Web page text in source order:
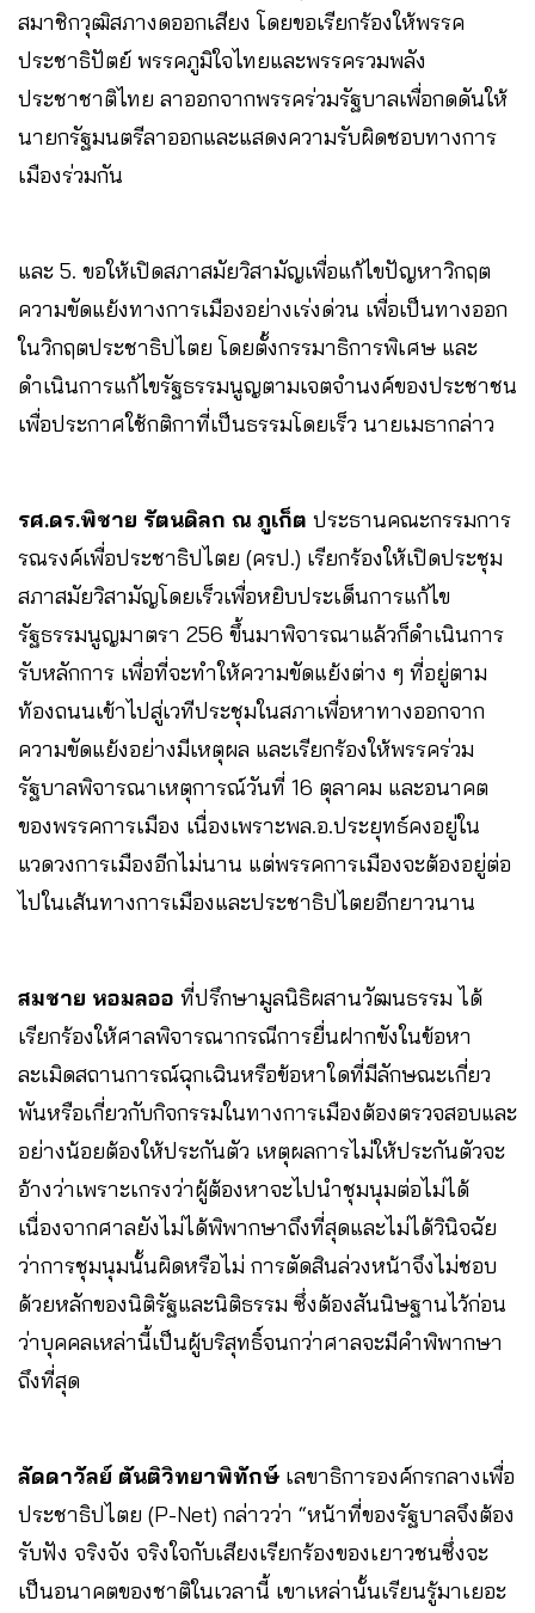
สมาชิกวุฒิสภางดออกเสียง โดยขอเรียกร้องให้พรรค
ประชาธิปัตย์ พรรคภูมิใจไทยและพรรครวมพลัง
ประชาชาติไทย ลาออกจากพรรคร่วมรัฐบาลเพื่อกดดันให้
นายกรัฐมนตรีลาออกและแสดงความรับผิดชอบทางการ
เมืองร่วมกัน
และ 5. ขอให้เปิดสภาสมัยวิสามัญเพื่อแก้ไขปัญหาวิกฤต
ความขัดแย้งทางการเมืองอย่างเร่งด่วน เพื่อเป็นทางออก
ในวิกฤตประชาธิปไตย โดยตั้งกรรมาธิการพิเศษ และ
ดำเนินการแก้ไขรัฐธรรมนูญตามเจตจำนงค์ของประชาชน
เพื่อประกาศใช้กติกาที่เป็นธรรมโดยเร็ว นายเมธากล่าว
รศ.ดร.พิชาย รัตนดิลก ณ ภูเก็ต ประธานคณะกรรมการ
รณรงค์เพื่อประชาธิปไตย (ครป.) เรียกร้องให้เปิดประชุม
สภาสมัยวิสามัญโดยเร็วเพื่อหยิบประเด็นการแก้ไข
รัฐธรรมนูญมาตรา 256 ขึ้นมาพิจารณาแล้วก็ดำเนินการ
รับหลักการ เพื่อที่จะทำให้ความขัดแย้งต่าง ๆ ที่อยู่ตาม
ท้องถนนเข้าไปสู่เวทีประชุมในสภาเพื่อหาทางออกจาก
ความขัดแย้งอย่างมีเหตุผล และเรียกร้องให้พรรคร่วม
รัฐบาลพิจารณาเหตุการณ์วันที่ 16 ตุลาคม และอนาคต
ของพรรคการเมือง เนื่องเพราะพล.อ.ประยุทธ์คงอยู่ใน
แวดวงการเมืองอีกไม่นาน แต่พรรคการเมืองจะต้องอยู่ต่อ
ไปในเส้นทางการเมืองและประชาธิปไตยอีกยาวนาน
สมชาย หอมลออ ที่ปรึกษามูลนิธิผสานวัฒนธรรม ได้
เรียกร้องให้ศาลพิจารณากรณีการยื่นฝากขังในข้อหา
ละเมิดสถานการณ์ฉุกเฉินหรือข้อหาใดที่มีลักษณะเกี่ยว
พันหรือเกี่ยวกับกิจกรรมในทางการเมืองต้องตรวจสอบและ
อย่างน้อยต้องให้ประกันตัว เหตุผลการไม่ให้ประกันตัวจะ
อ้างว่าเพราะเกรงว่าผู้ต้องหาจะไปนำชุมนุมต่อไม่ได้
เนื่องจากศาลยังไม่ได้พิพากษาถึงที่สุดและไม่ได้วินิจฉัย
ว่าการชุมนุมนั้นผิดหรือไม่ การตัดสินล่วงหน้าจึงไม่ชอบ
ด้วยหลักของนิติรัฐและนิติธรรม ซึ่งต้องสันนิษฐานไว้ก่อน
ว่าบุคคลเหล่านี้เป็นผู้บริสุทธิ์จนกว่าศาลจะมีคำพิพากษา
ถึงที่สุด
ลัดดาวัลย์ ตันติวิทยาพิทักษ์ เลขาธิการองค์กรกลางเพื่อ
ประชาธิปไตย (P-Net) กล่าวว่า “หน้าที่ของรัฐบาลจึงต้อง
รับฟัง จริงจัง จริงใจกับเสียงเรียกร้องของเยาวชนซึ่งจะ
เป็นอนาคตของชาติในเวลานี้ เขาเหล่านั้นเรียนรู้มาเยอะ